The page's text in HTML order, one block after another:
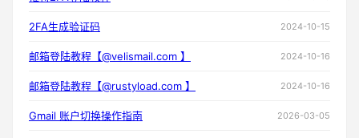
2FA生成验证码 2024-10-15
邮箱登陆教程【@velismail.com 】 2024-10-16
邮箱登陆教程【@rustyload.com 】 2024-10-16
Gmail 账户切换操作指南 2026-03-05